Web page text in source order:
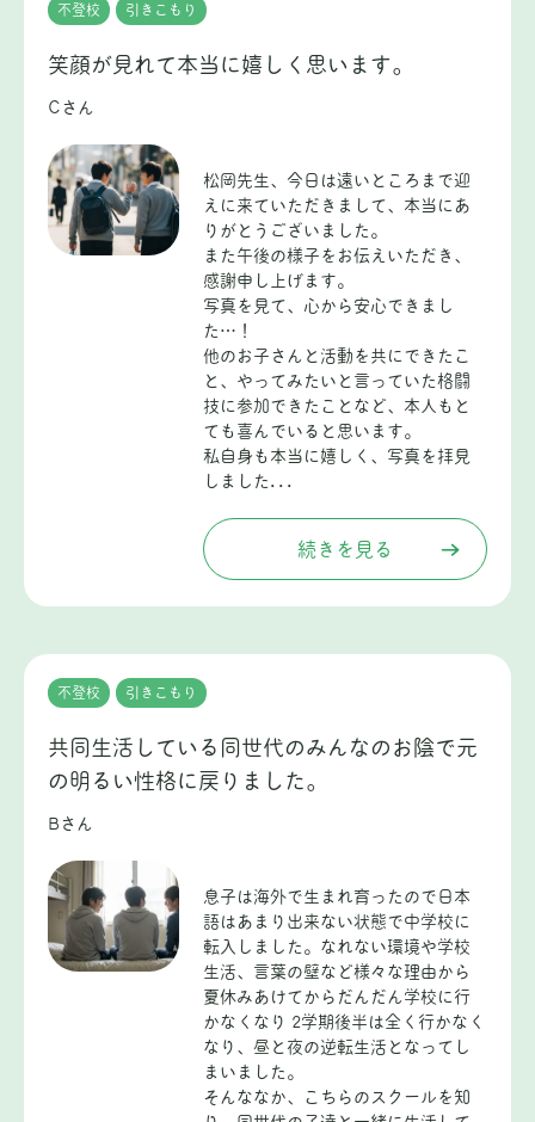
不登校 引きこもり
笑顔が見れて本当に嬉しく思います。
Cさん
松岡先生、今日は遠いところまで迎
えに来ていただきまして、本当にあ
りがとうございました。
また午後の様子をお伝えいただき、
感謝申し上げます。
写真を見て、心から安心できまし
た…！
他のお子さんと活動を共にできたこ
と、やってみたいと言っていた格闘
技に参加できたことなど、本人もと
ても喜んでいると思います。
私自身も本当に嬉しく、写真を拝見
しました...
続きを見る
不登校 引きこもり
共同生活している同世代のみんなのお陰で元
の明るい性格に戻りました。
Bさん
息子は海外で生まれ育ったので日本
語はあまり出来ない状態で中学校に
転入しました。なれない環境や学校
生活、言葉の壁など様々な理由から
夏休みあけてからだんだん学校に行
かなくなり 2学期後半は全く行かなく
なり、昼と夜の逆転生活となってし
まいました。
そんななか、こちらのスクールを知